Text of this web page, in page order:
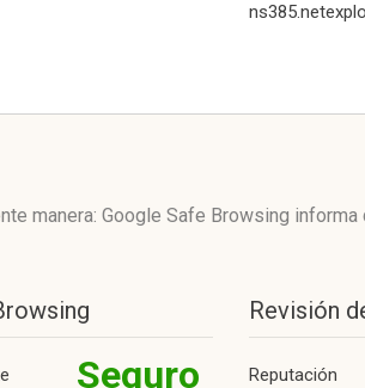
manera: Google Safe Browsing
Seguro
Revisión
Reputación